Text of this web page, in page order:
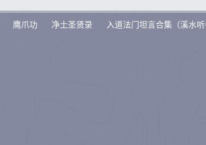
鹰爪功 净土圣贤录 入道法门坦言合集（溪水听